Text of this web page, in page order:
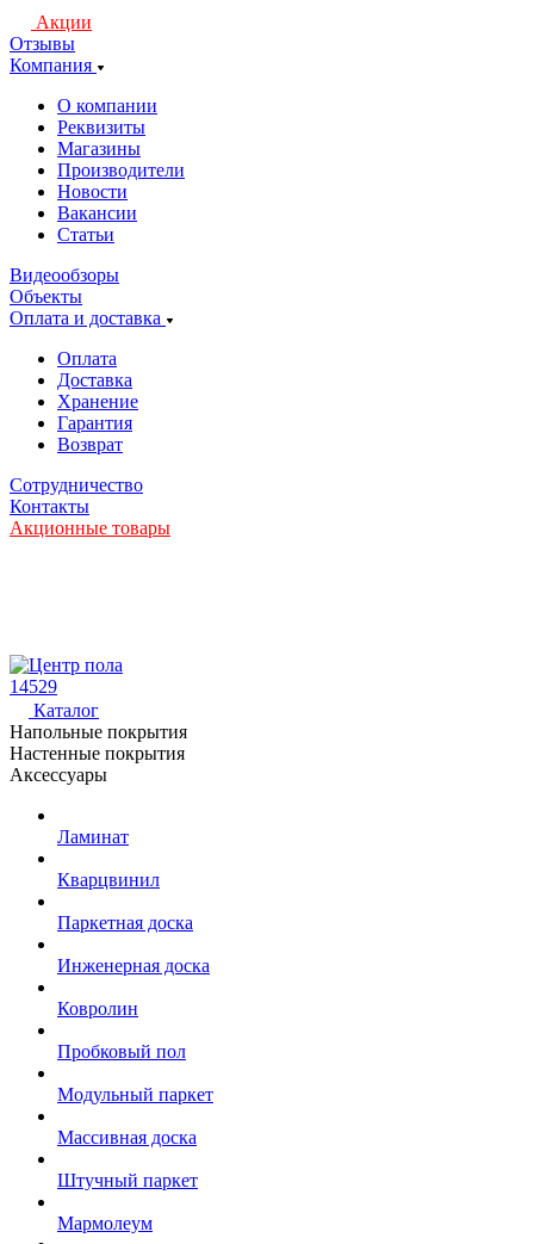
Акции
Отзывы
Компания
О компании
Реквизиты
Магазины
Производители
Новости
Вакансии
Статьи
Видеообзоры
Объекты
Оплата и доставка
Оплата
Доставка
Хранение
Гарантия
Возврат
Сотрудничество
Контакты
Акционные товары
14529
Каталог
Напольные покрытия
Настенные покрытия
Аксессуары
Ламинат
Кварцвинил
Паркетная доска
Инженерная доска
Ковролин
Пробковый пол
Модульный паркет
Массивная доска
Штучный паркет
Мармолеум